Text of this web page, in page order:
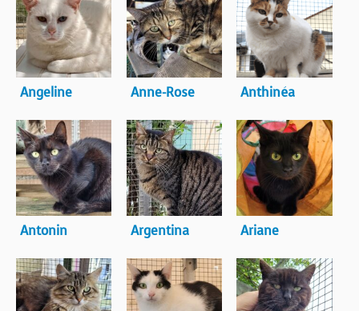
Angeline Anne-Rose Anthinéa
Antonin Argentina Ariane